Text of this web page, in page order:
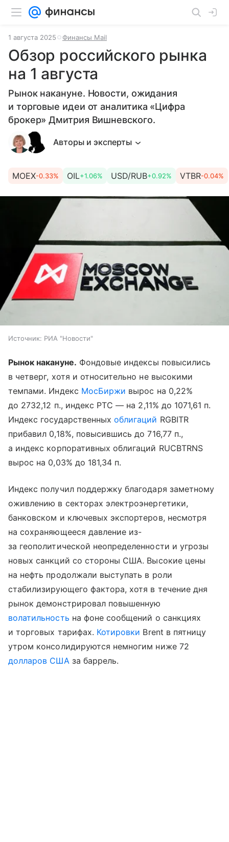
1 августа 2025 Финансы Mail
Обзор российского рынка
на 1 августа
Рынок накануне. Новости, ожидания
и торговые идеи от аналитика «Цифра
брокер» Дмитрия Вишневского.
Авторы и эксперты
MOEX-0.33% OIL+1.06% USD/RUB+0.92% VTBR-0.04%
Источник: РИА "Новости"
Рынок накануне. Фондовые индексы повысились
в четверг, хотя и относительно не высокими
темпами. Индекс МосБиржи вырос на 0,22%
до 2732,12 п., индекс РТС — на 2,11% до 1071,61 п.
Индекс государственныхоблигаций RGBITR
прибавил 0,18%, повысившись до 716,77 п.,
а индекс корпоративных облигаций RUCBTRNS
вырос на 0,03% до 181,34 п.
Индекс получил поддержку благодаря заметному
оживлению в секторах электроэнергетики,
банковском и ключевых экспортеров, несмотря
на сохраняющееся давление из-
за геополитической неопределенности и угрозы
новых санкций со стороны США. Высокие цены
на нефть продолжали выступать в роли
стабилизирующего фактора, хотя в течение дня
рынок демонстрировал повышенную
волатильность на фоне сообщений о санкциях
и торговых тарифах. Котировки Brent в пятницу
утром консолидируются немногим ниже 72
долларов США за баррель.